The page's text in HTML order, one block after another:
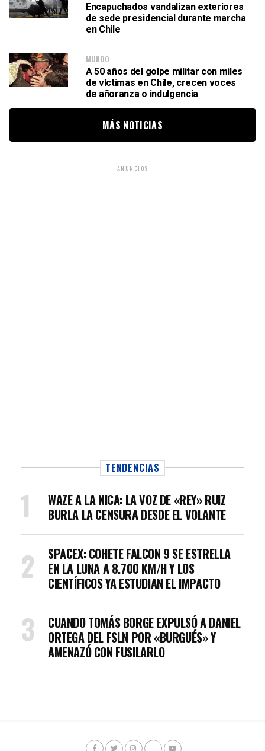
Encapuchados vandalizan exteriores
de sede presidencial durante marcha
en Chile
MUNDO
A 50 años del golpe militar con miles
de víctimas en Chile, crecen voces
de añoranza o indulgencia
MÁS NOTICIAS
ANUNCIOS
TENDENCIAS
WAZE A LA NICA: LA VOZ DE «REY» RUIZ
BURLA LA CENSURA DESDE EL VOLANTE
SPACEX: COHETE FALCON 9 SE ESTRELLA
EN LA LUNA A 8.700 KM/H Y LOS
CIENTÍFICOS YA ESTUDIAN EL IMPACTO
CUANDO TOMÁS BORGE EXPULSÓ A DANIEL
ORTEGA DEL FSLN POR «BURGUÉS» Y
AMENAZÓ CON FUSILARLO